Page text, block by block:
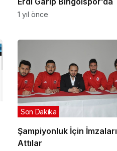
1 yıl önce
Şampiyonluk İçin İmzaları
Attılar
Son Dakika